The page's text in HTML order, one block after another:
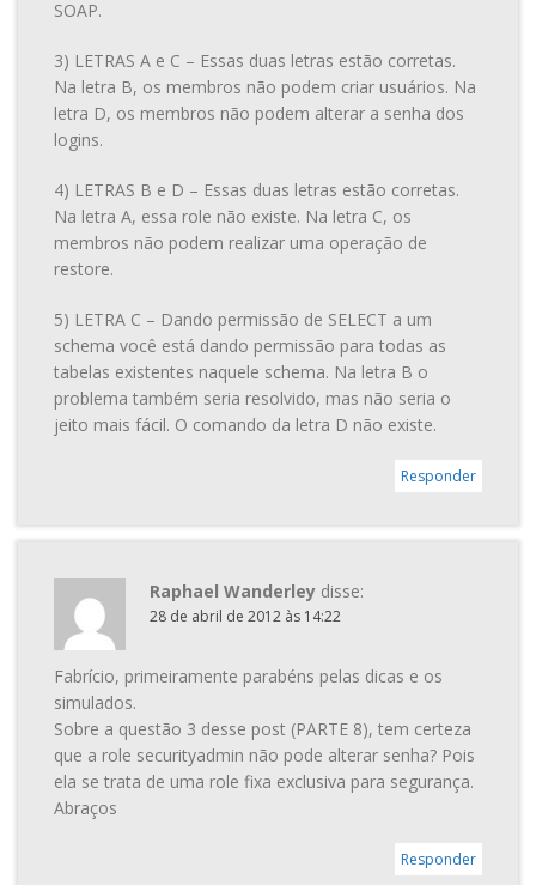
SOAP.
3) LETRAS A e C – Essas duas letras estão corretas.
Na letra B, os membros não podem criar usuários. Na
letra D, os membros não podem alterar a senha dos
logins.
4) LETRAS B e D – Essas duas letras estão corretas.
Na letra A, essa role não existe. Na letra C, os
membros não podem realizar uma operação de
restore.
5) LETRA C – Dando permissão de SELECT a um
schema você está dando permissão para todas as
tabelas existentes naquele schema. Na letra B o
problema também seria resolvido, mas não seria o
jeito mais fácil. O comando da letra D não existe.
Responder
Raphael Wanderley disse:
28 de abril de 2012 às 14:22
Fabrício, primeiramente parabéns pelas dicas e os
simulados.
Sobre a questão 3 desse post (PARTE 8), tem certeza
que a role securityadmin não pode alterar senha? Pois
ela se trata de uma role fixa exclusiva para segurança.
Abraços
Responder